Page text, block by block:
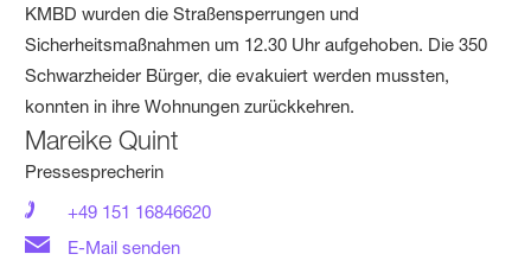
KMBD wurden die Straßensperrungen und
Sicherheitsmaßnahmen um 12.30 Uhr aufgehoben. Die 350
Schwarzheider Bürger, die evakuiert werden mussten,
konnten in ihre Wohnungen zurückkehren.
Mareike Quint
Pressesprecherin
+49 151 16846620
E-Mail senden